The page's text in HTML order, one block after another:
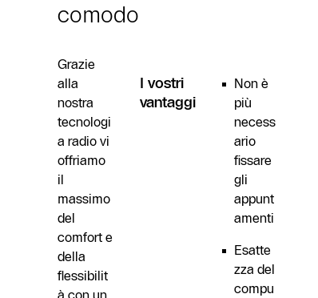
comodo
Grazie
alla
nostra
tecnologi
a radio vi
offriamo
il
massimo
del
comfort e
della
flessibilit
à con un
I vostri
vantaggi
Non è
più
necess
ario
fissare
gli
appunt
amenti
Esatte
zza del
compu